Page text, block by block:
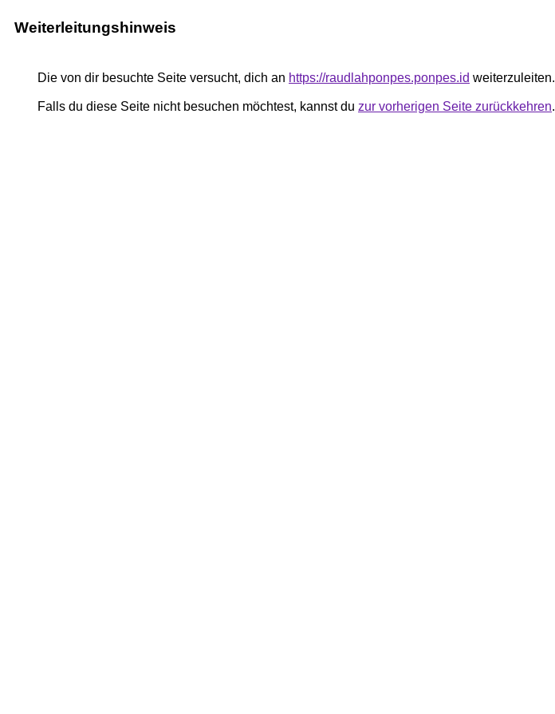
Weiterleitungshinweis
Die von dir besuchte Seite versucht, dich an https://raudlahponpes.ponpes.id weiterzuleiten.
Falls du diese Seite nicht besuchen möchtest, kannst du zur vorherigen Seite zurückkehren.